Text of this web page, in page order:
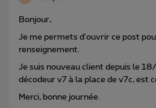
Bonjour,
Je me permets d'ouvrir ce post
renseignement.
Je suis nouveau client depuis le
décodeur v7 à la place de v7c, est
Merci, bonne journée.